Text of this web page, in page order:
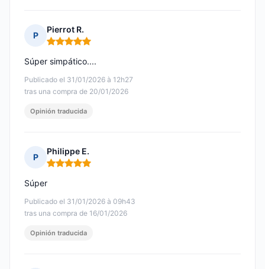
P
Pierrot R.
Nota: 5 de 5
Publicado el 31/01/2026 à 12h27
tras una compra de 20/01/2026
Súper simpático....
Opinión traducida
P
Philippe E.
Nota: 5 de 5
Publicado el 31/01/2026 à 09h43
tras una compra de 16/01/2026
Súper
Opinión traducida